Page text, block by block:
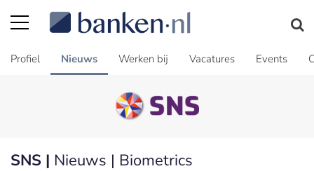
Profiel Nieuws Werken bij Vacatures Events
SNS | Nieuws | Biometrics